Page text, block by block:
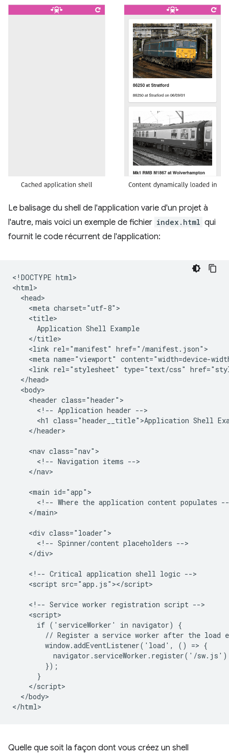
Le balisage du shell de l'application varie d'un projet à
l'autre, mais voici un exemple de fichier index.html qui
fournit le code récurrent de l'application:
​​<!DOCTYPE html>
<html>
  <head>
    <meta charset="utf-8">
    <title>
      Application Shell Example
    </title>
    <link rel="manifest" href="/manifest.json">
<meta name="viewport" content="width=device-
<link rel="stylesheet" type="text/css"
  </head>
  <body>
    <header class="header">
      <!-- Application header -->
<h1 class="header__title">Application Shell
    </header>
    <nav class="nav">
      <!-- Navigation items -->
    </nav>
    <main id="app">
<!-- Where the application content populates
    </main>
    <div class="loader">
      <!-- Spinner/content placeholders -->
    </div>
    <!-- Critical application shell logic -->
    <script src="app.js"></script>
    <!-- Service worker registration script -->
    <script>
      if ('serviceWorker' in navigator) {
// Register a service worker after the load
        window.addEventListener('load', () => {
navigator.serviceWorker.register('/
        });
      }
    </script>
  </body>
Quelle que soit la façon dont vous créez un shell